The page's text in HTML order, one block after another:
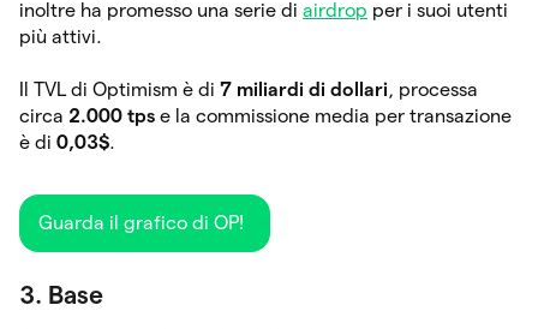
inoltre ha promesso una serie di airdrop per i suoi utenti
più attivi.
Il TVL di Optimism è di 7 miliardi di dollari, processa
circa 2.000 tps e la commissione media per transazione
è di 0,03$.
Guarda il grafico di OP!
3. Base